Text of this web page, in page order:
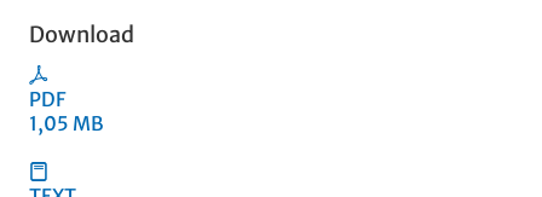
Download
PDF
1,05 MB